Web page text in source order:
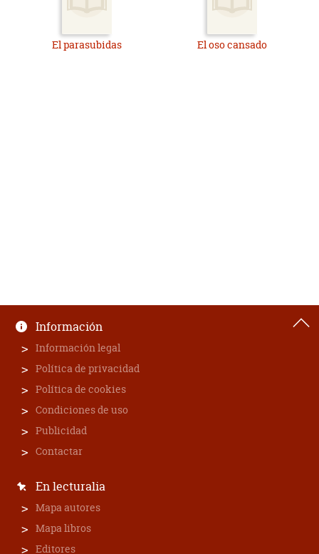
El parasubidas El oso cansado
Información
Información legal
Política de privacidad
Política de cookies
Condiciones de uso
Publicidad
Contactar
En lecturalia
Mapa autores
Mapa libros
Editores